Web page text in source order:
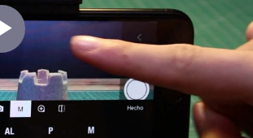
Play
Video